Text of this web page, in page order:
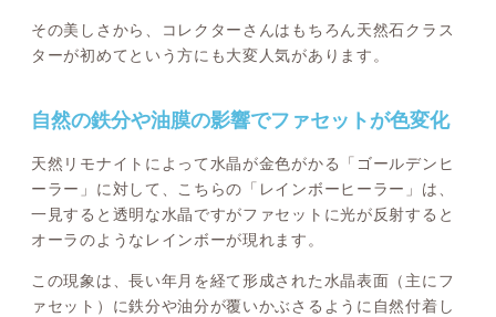
その美しさから、コレクターさんはもちろん天然石クラス
ターが初めてという方にも大変人気があります。
自然の鉄分や油膜の影響でファセットが色変化
天然リモナイトによって水晶が金色がかる「ゴールデンヒ
ーラー」に対して、こちらの「レインボーヒーラー」は、
一見すると透明な水晶ですがファセットに光が反射すると
オーラのようなレインボーが現れます。
この現象は、長い年月を経て形成された水晶表面（主にフ
ァセット）に鉄分や油分が覆いかぶさるように自然付着し